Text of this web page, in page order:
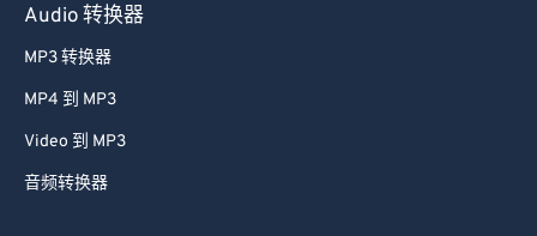
Audio 转换器
MP3 转换器
MP4 到 MP3
Video 到 MP3
音频转换器